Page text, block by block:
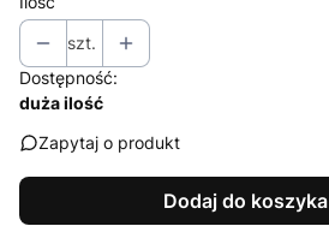
szt.
Dostępność:
duża ilość
Zapytaj o produkt
Dodaj do koszyka